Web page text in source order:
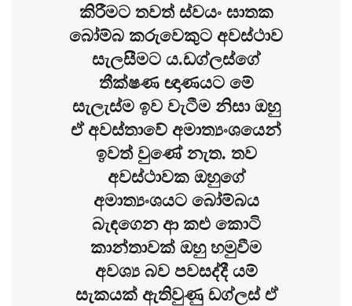
කිරීමට තවත් ස්වයං ඝාතක
බෝම්බ කරුවෙකුට අවස්ථාව
සැලසීමට ය.ඩග්ලස්ගේ
තීක්ෂණ ඥාණයට මේ
සැලැස්ම ඉව වැටීම නිසා ඔහු
ඒ අවස්තාවේ අමාත්‍යංශයෙන්
ඉවත් වුණේ නැත. තව
අවස්ථාවක ඔහුගේ
අමාත්‍යංශයට බෝම්බය
බැඳගෙන ආ කළු කොටි
කාන්තාවක් ඔහු හමුවීම
අවශ්‍ය බව පවසද්දී යම්
සැකයක් ඇතිවුණු ඩග්ලස් ඒ